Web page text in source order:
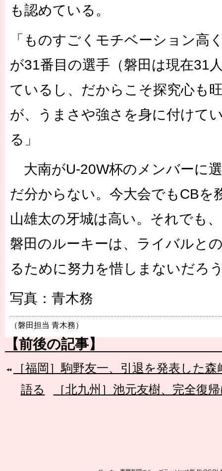
も認めている。
「ものすごくモチベーション高
が31番目の選手（磐田は現在31
ているし、だからこそ探究心も
が、うまさや強さを身に付けて
る」
大南がU-20W杯のメンバーに
だ分からない。今大会でもCBを
山雄太の牙城は高い。それでも
磐田のルーキーは、ライバルと
るために努力を惜しまないだろ
写真：青木務
（磐田担当 青木務）
【前後の記事】
［福岡］駒野友一、引退を発表した
語る
［北九州］池元友樹、完全復